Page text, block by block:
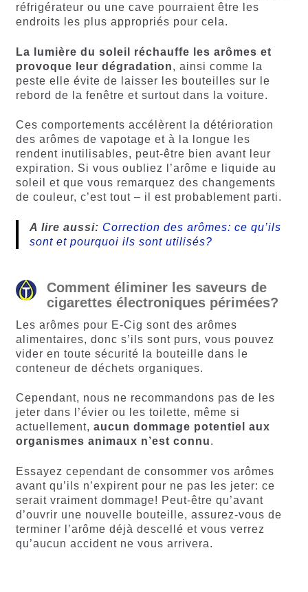
réfrigérateur ou une cave pourraient être les
endroits les plus appropriés pour cela.
La lumière du soleil réchauffe les arômes et
provoque leur dégradation, ainsi comme la
peste elle évite de laisser les bouteilles sur le
rebord de la fenêtre et surtout dans la voiture.
Ces comportements accélèrent la détérioration
des arômes de vapotage et à la longue les
rendent inutilisables, peut-être bien avant leur
expiration. Si vous oubliez l’arôme e liquide au
soleil et que vous remarquez des changements
de couleur, c’est tout – il est probablement parti.
A lire aussi: Correction des arômes: ce qu’ils
sont et pourquoi ils sont utilisés?
Comment éliminer les saveurs de
cigarettes électroniques périmées?
Les arômes pour E-Cig sont des arômes
alimentaires, donc s’ils sont purs, vous pouvez
vider en toute sécurité la bouteille dans le
conteneur de déchets organiques.
Cependant, nous ne recommandons pas de les
jeter dans l’évier ou les toilette, même si
actuellement, aucun dommage potentiel aux
organismes animaux n’est connu.
Essayez cependant de consommer vos arômes
avant qu’ils n’expirent pour ne pas les jeter: ce
serait vraiment dommage! Peut-être qu’avant
d’ouvrir une nouvelle bouteille, assurez-vous de
terminer l’arôme déjà descellé et vous verrez
qu’aucun accident ne vous arrivera.